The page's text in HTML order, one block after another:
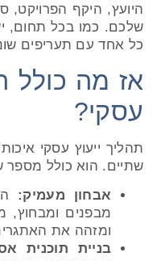
היועץ, היקף הפרויקט,
שלכם. כמו בכל תחום,
כל אחד עם תעריפים
אז מה כולל
עסקי?
תהליך ייעוץ עסקי
שתיים. הוא כולל מספר
אבחון מעמיק:
מבפנים ומבחוץ,
ומזהה את
בניית תוכנית